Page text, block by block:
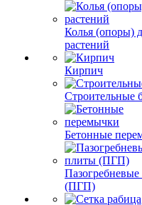
Колья (опоры)
растений
Кирпич
Строительные
Бетонные
(ПГП)